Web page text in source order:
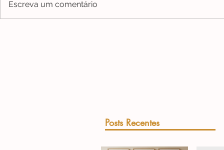
Escreva um comentário
Posts Recentes